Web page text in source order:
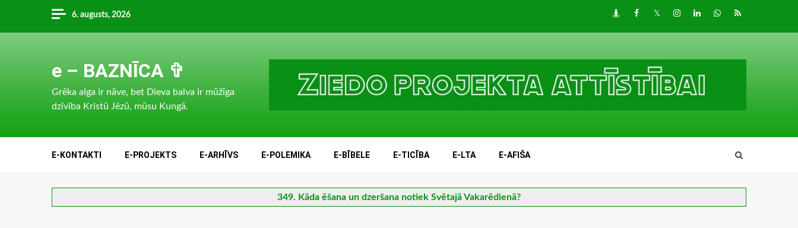
content
6. augusts, 2026 DraugiemFacebook
TwitterInstagram
LinkedInwhatsapp
RSS
e – BAZNĪCA ✞
Grēka alga ir nāve, bet Dieva balva ir mūžīga
dzīvība Kristū Jēzū, mūsu Kungā.
E-KONTAKTI E-PROJEKTS E-ARHĪVS E-POLEMIKA E-BĪBELE E-TICĪBA E-LTA E-AFIŠA
349. Kāda ēšana un dzeršana notiek Svētajā Vakarēdienā?